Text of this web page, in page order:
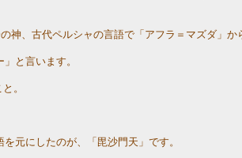
、古代ペルシャの言語で「アフラ＝マズダ」か
と言います。
。
元にしたのが、「毘沙門天」です。